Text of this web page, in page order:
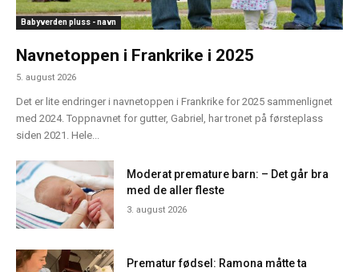
Babyverden pluss - navn
Navnetoppen i Frankrike i 2025
5. august 2026
Det er lite endringer i navnetoppen i Frankrike for 2025 sammenlignet
med 2024. Toppnavnet for gutter, Gabriel, har tronet på førsteplass
siden 2021. Hele...
Moderat premature barn: – Det går bra
med de aller fleste
3. august 2026
Prematur fødsel: Ramona måtte ta